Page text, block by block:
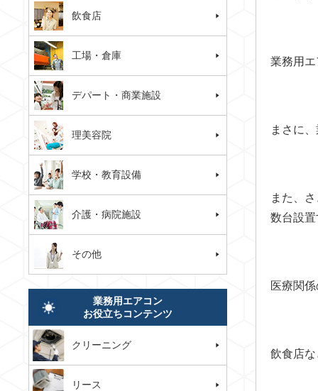
業務用
まさに
また、
数台設
医療関
飲食店
飲食店
工場・倉庫
デパート・商業施設
理美容院
学校・教育設備
介護・病院施設
その他
業務用エアコン
お役立ちコンテンツ
クリーニング
リース